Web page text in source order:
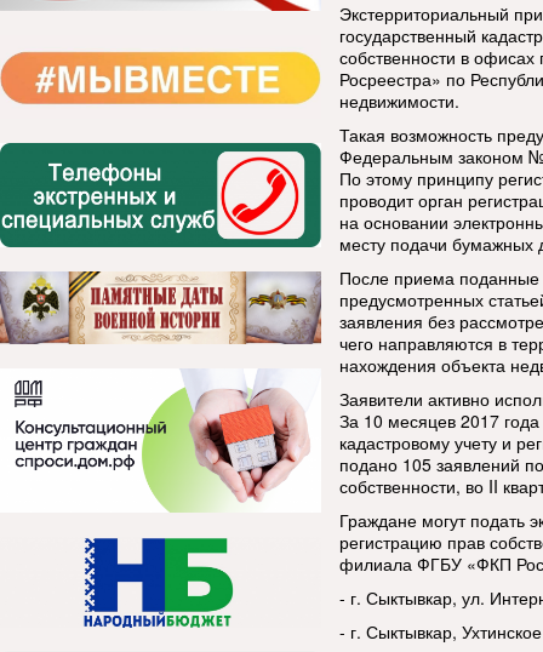
Экстерриториальный
государственный
собственности в
Росреестра» по
недвижимости.
Такая возможность
Федеральным законом №
По этому принципу
проводит орган
на основании
месту подачи бумажных
После приема поданные
предусмотренных
заявления без
чего направляются в
нахождения объекта
Заявители активно
За 10 месяцев 2017
кадастровому учету и
подано 105 заявлений
собственности, во II
Граждане могут подать
регистрацию прав
филиала ФГБУ «ФКП
- г. Сыктывкар, ул.
- г. Сыктывкар,